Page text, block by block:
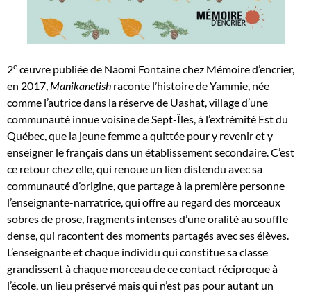
2e œuvre publiée de Naomi Fontaine chez Mémoire d’encrier,
en 2017, Manikanetish raconte l’histoire de Yammie, née
comme l’autrice dans la réserve de Uashat, village d’une
communauté innue voisine de Sept-Îles, à l’extrémité Est du
Québec, que la jeune femme a quittée pour y revenir et y
enseigner le français dans un établissement secondaire. C’est
ce retour chez elle, qui renoue un lien distendu avec sa
communauté d’origine, que partage à la première personne
l’enseignante-narratrice, qui offre au regard des morceaux
sobres de prose, fragments intenses d’une oralité au souffle
dense, qui racontent des moments partagés avec ses élèves.
L’enseignante et chaque individu qui constitue sa classe
grandissent à chaque morceau de ce contact réciproque à
l’école, un lieu préservé mais qui n’est pas pour autant un